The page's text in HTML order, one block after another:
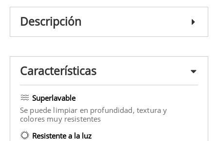
Descripción
Características
Superlavable
Se puede limpiar en profundidad, textura y
colores muy resistentes
Resistente a la luz